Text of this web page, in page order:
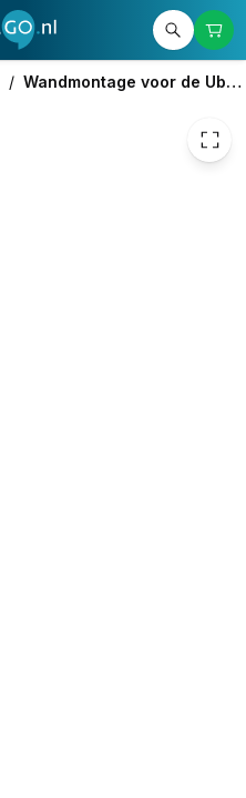
/ Wandmontage voor de Ubiquiti UniFi USW Flex Mini